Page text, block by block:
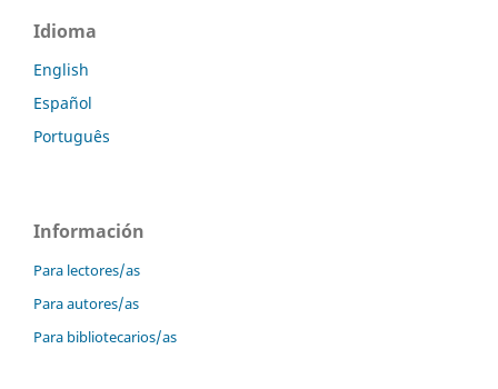
Idioma
English
Español
Português
Información
Para lectores/as
Para autores/as
Para bibliotecarios/as